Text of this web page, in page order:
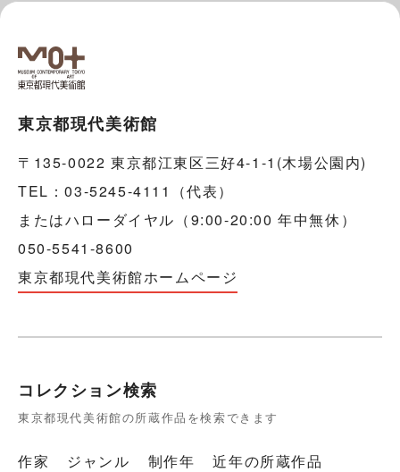
東京都現代美術館
〒135-0022 東京都江東区三好4-1-1(木場公園内)
TEL：03-5245-4111（代表）
またはハローダイヤル（9:00-20:00 年中無休）
050-5541-8600
東京都現代美術館ホームページ
コレクション検索
東京都現代美術館の所蔵作品を検索できます
作家 ジャンル 制作年 近年の所蔵作品